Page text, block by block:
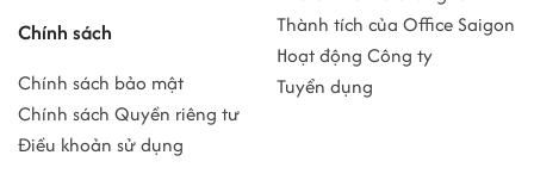
Chính sách
Chính sách bảo mật
Chính sách Quyền riêng tư
Điều khoản sử dụng
Thành tích của Office Saigon
Hoạt động Công ty
Tuyển dụng